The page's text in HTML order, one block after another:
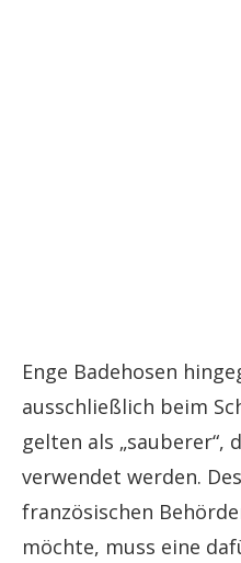
Enge Badehosen
ausschließlich beim
gelten als „sauberer“,
verwendet werden.
französischen
möchte, muss eine